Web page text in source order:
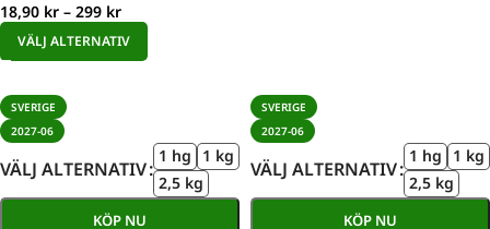
18,90 kr – 299 kr
VÄLJ ALTERNATIV
SVERIGE
2027-06
VÄLJ ALTERNATIV
1 hg
1 kg
2,5 kg
KÖP NU
SVERIGE
2027-06
VÄLJ ALTERNATIV
1 hg
1 kg
2,5 kg
KÖP NU